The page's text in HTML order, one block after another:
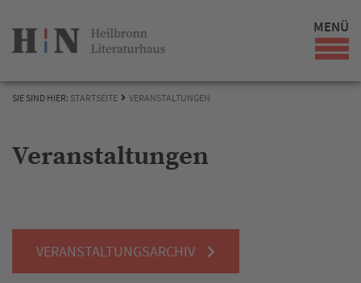
MENÜ
SIE SIND HIER: STARTSEITE VERANSTALTUNGEN
Veranstaltungen
VERANSTALTUNGSARCHIV